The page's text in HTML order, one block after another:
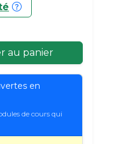
au panier
en
de cours qui